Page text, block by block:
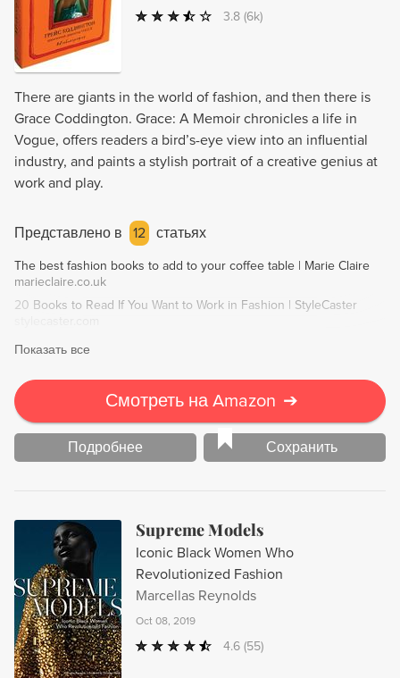
3.8 (6k)
There are giants in the world of fashion, and then there is
Grace Coddington. Grace: A Memoir chronicles a life in
Vogue, offers readers a bird’s-eye view into an influential
industry, and paints a stylish portrait of a creative genius at
work and play.
Представлено в 12 статьях
The best fashion books to add to your coffee table | Marie Claire
marieclaire.co.uk
20 Books to Read If You Want to Work in Fashion | StyleCaster
Показать все
Смотреть на Amazon ➔
Подробнее Сохранить
Supreme Models
Iconic Black Women Who
Revolutionized Fashion
Marcellas Reynolds
Oct 08, 2019
4.6 (55)